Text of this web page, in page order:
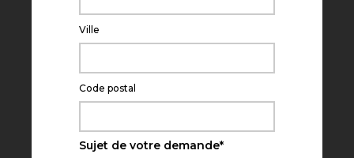
Ville
Code postal
Sujet de votre demande*